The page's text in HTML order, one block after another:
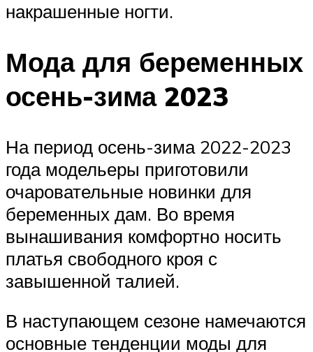
накрашенные ногти.
Мода для беременных
осень-зима 2023
На период осень-зима 2022-2023
года модельеры приготовили
очаровательные новинки для
беременных дам. Во время
вынашивания комфортно носить
платья свободного кроя с
завышенной талией.
В наступающем сезоне намечаются
основные тенденции моды для